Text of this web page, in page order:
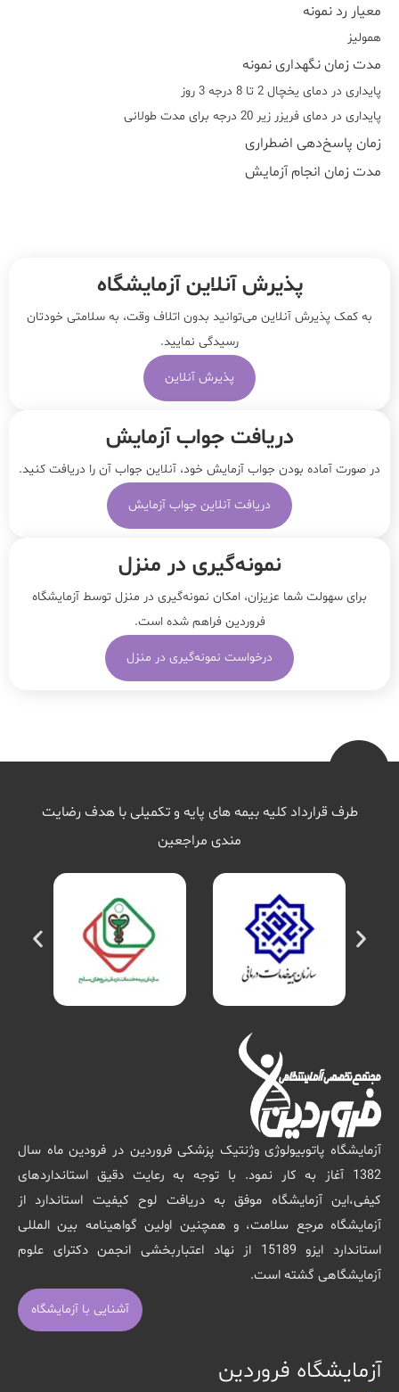
معیار رد نمونه
همولیز
مدت زمان نگهداری نمونه
پایداری در دمای یخچال 2 تا 8 درجه 3 روز
پایداری در دمای فریزر زیر 20 درجه برای مدت طولانی
زمان پاسخ‌دهی اضطراری
مدت زمان انجام آزمایش
پذیرش آنلاین آزمایشگاه
به کمک پذیرش آنلاین می‌توانید بدون اتلاف وقت، به سلامتی خودتان
رسیدگی نمایید.
پذیرش آنلاین
دریافت جواب آزمایش
در صورت آماده بودن جواب آزمایش خود، آنلاین جواب‌ آن را دریافت کنید.
دریافت آنلاین جواب آزمایش
نمونه‌‌گیری در منزل
برای سهولت شما عزیزان، امکان نمونه‌گیری در منزل توسط آزمایشگاه
فروردین فراهم شده است.
درخواست نمونه‌گیری در منزل
طرف قرارداد کلیه بیمه های پایه و تکمیلی با هدف رضایت
مندی مراجعین
آزمایشگاه پاتوبیولوژی وژنتیک پزشکی فروردین در فرودین ماه سال
1382 آغاز به کار نمود. با توجه به رعایت دقیق استانداردهای
کیفی،این آزمایشگاه موفق به دریافت لوح کیفیت استاندارد از
آزمایشگاه مرجع سلامت، و همچنین اولین گواهینامه بین المللی
استاندارد ایزو 15189 از نهاد اعتباربخشی انجمن دکترای علوم
آزمایشگاهی گشته است.
آشنایی با آزمایشگاه
آزمایشگاه فروردین